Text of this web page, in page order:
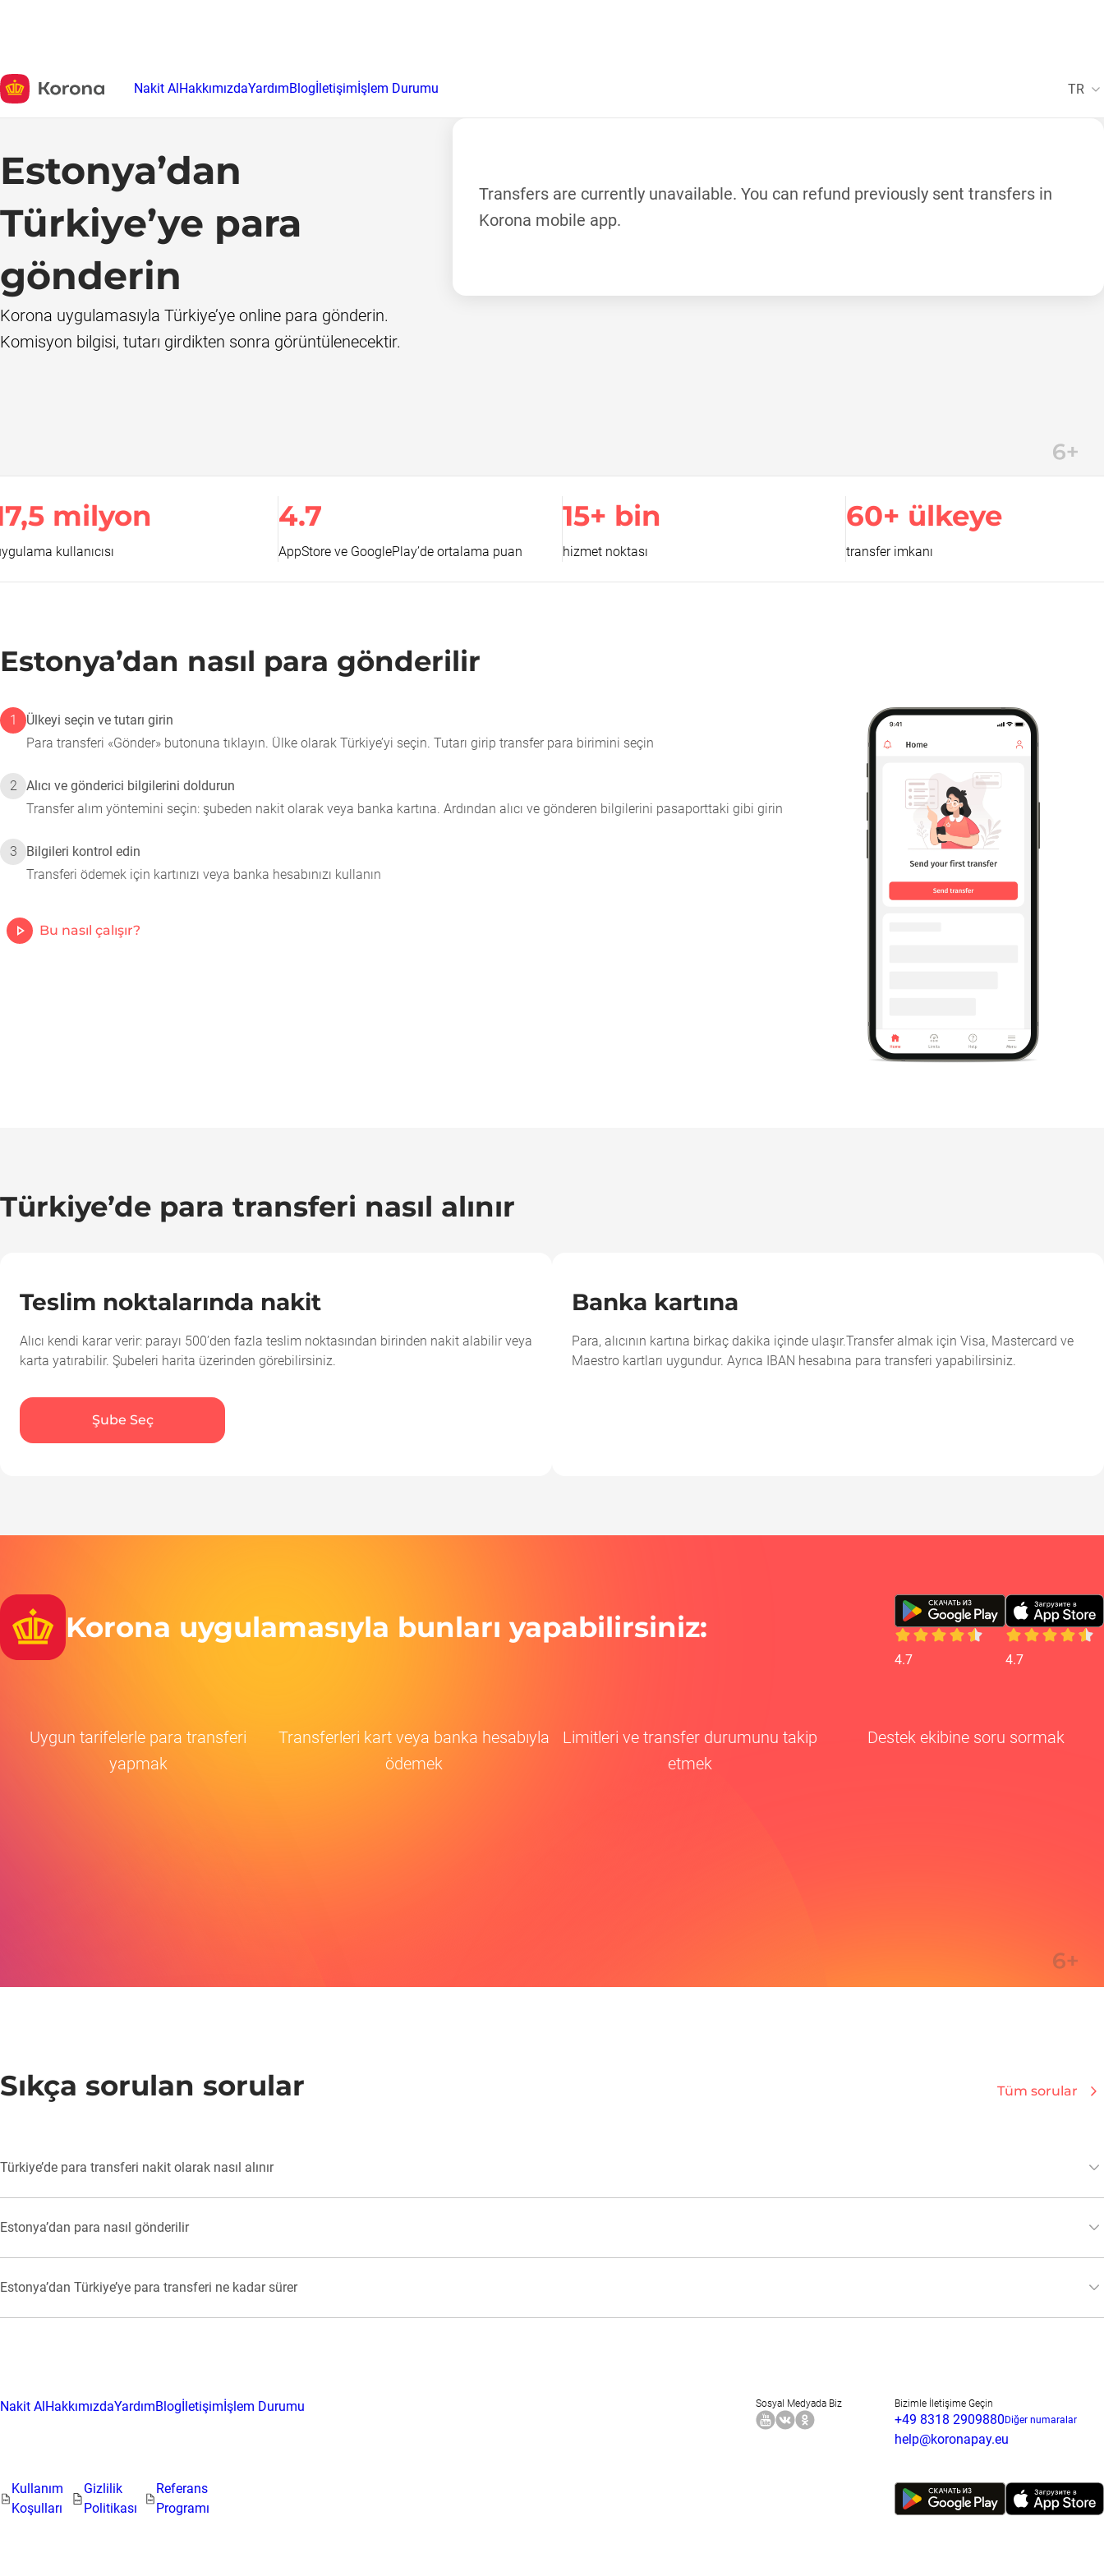
Nakit AlHakkımızdaYardımBlogİletişimİşlem Durumu TR
Estonya’dan
Türkiye’ye para
gönderin
Korona uygulamasıyla Türkiye’ye online para gönderin.
Komisyon bilgisi, tutarı girdikten sonra görüntülenecektir.
Transfers are currently unavailable. You can refund previously sent transfers in
Korona mobile app.
milyon
kullanıcısı
4.7
AppStore ve GooglePlay’de ortalama puan
15+ bin
hizmet noktası
60+ ülkeye
transfer imkanı
Estonya’dan nasıl para gönderilir
1
Ülkeyi seçin ve tutarı girin
Para transferi «Gönder» butonuna tıklayın. Ülke olarak Türkiye’yi seçin. Tutarı girip transfer para birimini seçin
2
Alıcı ve gönderici bilgilerini doldurun
Transfer alım yöntemini seçin: şubeden nakit olarak veya banka kartına. Ardından alıcı ve gönderen bilgilerini pasaporttaki gibi girin
3
Bilgileri kontrol edin
Transferi ödemek için kartınızı veya banka hesabınızı kullanın
Bu nasıl çalışır?
Türkiye’de para transferi nasıl alınır
Teslim noktalarında nakit
Alıcı kendi karar verir: parayı 500’den fazla teslim noktasından birinden nakit alabilir veya
karta yatırabilir. Şubeleri harita üzerinden görebilirsiniz.
Şube Seç
Banka kartına
Para, alıcının kartına birkaç dakika içinde ulaşır.Transfer almak için Visa, Mastercard ve
Maestro kartları uygundur. Ayrıca IBAN hesabına para transferi yapabilirsiniz.
Korona uygulamasıyla bunları yapabilirsiniz:
Uygun tarifelerle para transferi
yapmak
Transferleri kart veya banka hesabıyla
ödemek
Limitleri ve transfer durumunu takip
etmek
Destek ekibine soru sormak
4.7 4.7
Sıkça sorulan sorular
Türkiye’de para transferi nakit olarak nasıl alınır
Estonya’dan para nasıl gönderilir
Estonya’dan Türkiye’ye para transferi ne kadar sürer
Tüm sorular
Bizimle İletişime Geçin
+49 8318 2909880 Diğer numaralar
help@koronapay.eu
Sosyal Medyada Biz
Nakit AlHakkımızdaYardımBlogİletişimİşlem Durumu
Kullanım
Koşulları
Gizlilik
Politikası
Referans
Programı